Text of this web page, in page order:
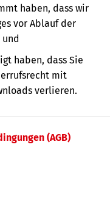
haben, dass wir
vor Ablauf der
haben, dass Sie
mit
verlieren.
(AGB)